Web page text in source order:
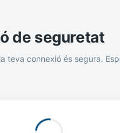
de seguretat
teva connexió és segura.